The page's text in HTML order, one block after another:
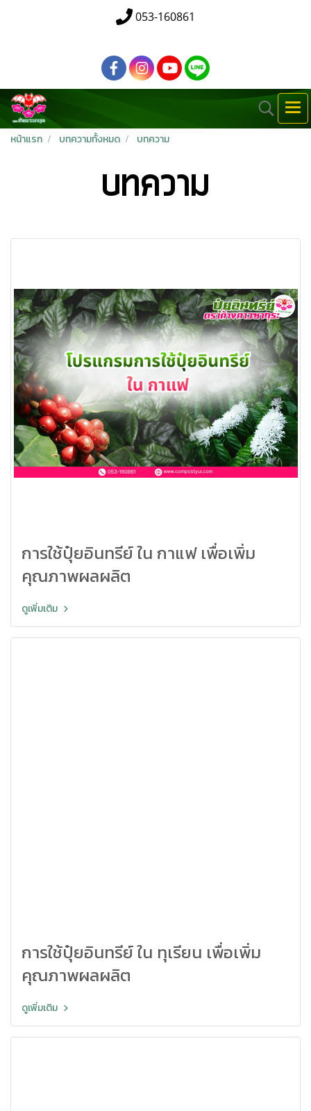
053-160861
หน้าแรก บทความทั้งหมด บทความ
บทความ
การใช้ปุ๋ยอินทรีย์ ใน กาแฟ เพื่อเพิ่ม
คุณภาพผลผลิต
ดูเพิ่มเติม
การใช้ปุ๋ยอินทรีย์ ใน ทุเรียน เพื่อเพิ่ม
คุณภาพผลผลิต
ดูเพิ่มเติม